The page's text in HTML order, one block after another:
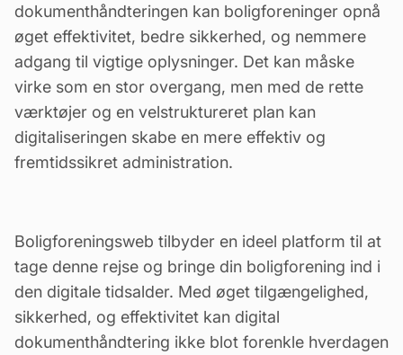
dokumenthåndteringen kan boligforeninger opnå
øget effektivitet, bedre sikkerhed, og nemmere
adgang til vigtige oplysninger. Det kan måske
virke som en stor overgang, men med de rette
værktøjer og en velstruktureret plan kan
digitaliseringen skabe en mere effektiv og
fremtidssikret administration.
Boligforeningsweb tilbyder en ideel platform til at
tage denne rejse og bringe din boligforening ind i
den digitale tidsalder. Med øget tilgængelighed,
sikkerhed, og effektivitet kan digital
dokumenthåndtering ikke blot forenkle hverdagen